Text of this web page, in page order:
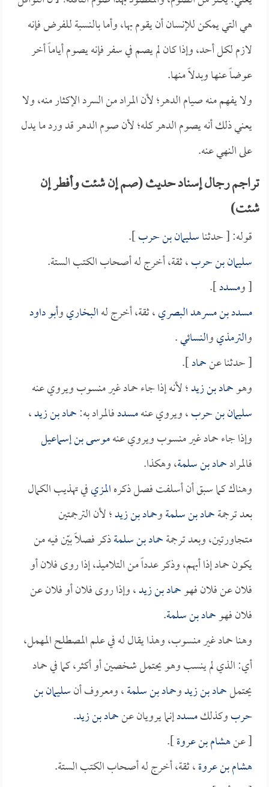
هي التي يمكن للإنسان أن يقوم بها، وأما بالنسبة للفرض فإنه
لازم لكل أحد، وإذا كان لم يصم في سفر فإنه يصوم أياماً أخر
عوضاً عنها وبدلاً منها.
ولا يفهم منه صيام الدهر؛ لأن المراد من السرد الإكثار منه، ولا
يعني ذلك أنه يصوم الدهر كله؛ لأن صوم الدهر قد ورد ما يدل
على النهي عنه.
تراجم رجال إسناد حديث (صم إن شئت وأفطر إن
شئت)
قوله: [ حدثناسليمان بن حرب].
سليمان بن حرب، ثقة، أخرج له أصحاب الكتب الستة.
[ ومسدد].
مسدد بن مسرهد البصري، ثقة، أخرج لهالبخاريوأبو داود
والترمذيوالنسائي.
[ حدثنا عنحماد].
وهوحماد بن زيد؛ لأنه إذا جاء حماد غير منسوب ويروي عنه
سليمان بن حرب، ويروي عنهمسددفالمراد به:حماد بن زيد،
وإذا جاء حماد غير منسوب ويروي عنهموسى بن إسماعيل
فالمرادحماد بن سلمة، وهكذا.
وهناك كما سبق أن أسلفت فصل ذكرهالمزيفي تهذيب الكمال
بعد ترجمةحماد بن سلمةوحماد بن زيد؛ لأن الترجمتين
متجاورتين، وبعد ترجمةحماد بن سلمةذكر فصلاً بيّن فيه من
يكون حماد إذا أبهم، وذكر عدداً من التلاميذ، إذا روى فلان أو
فلان عن فلان فهوحماد بن زيد، وإذا روى فلان أو فلان عن
فلان فهوحماد بن سلمة.
وهنا حماد غير منسوب، وهذا يقال له في علم المصطلح المهمل،
أي: الذي لم ينسب وهو يحتمل شخصين أو أكثر، كما في حماد
يحتملحماد بن زيدوحماد بن سلمة، ومعروف أنسليمان بن
حربوكذلكمسددإنما يرويان عنحماد بن زيد.
[ عنهشام بن عروة].
هشام بن عروة، ثقة، أخرج له أصحاب الكتب الستة.